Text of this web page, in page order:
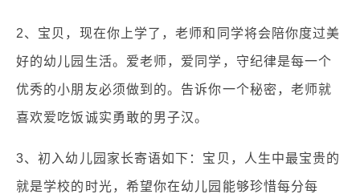
2、宝贝，现在你上学了，老师和同学将会陪你度过美
好的幼儿园生活。爱老师，爱同学，守纪律是每一个
优秀的小朋友必须做到的。告诉你一个秘密，老师就
喜欢爱吃饭诚实勇敢的男子汉。
3、初入幼儿园家长寄语如下：宝贝，人生中最宝贵的
就是学校的时光，希望你在幼儿园能够珍惜每分每